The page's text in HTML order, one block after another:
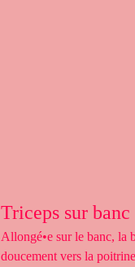
Triceps sur banc
Allongé•e sur le banc, la
doucement vers la